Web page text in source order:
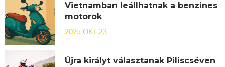
Vietnamban leállhatnak a benzines
motorok
2025 OKT 23
Újra királyt választanak Piliscséven